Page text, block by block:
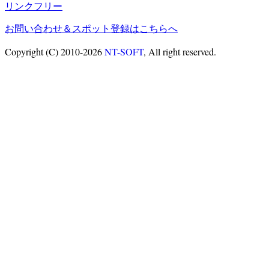
リンクフリー
お問い合わせ＆スポット登録はこちらへ
Copyright (C) 2010-2026NT-SOFT, All right reserved.